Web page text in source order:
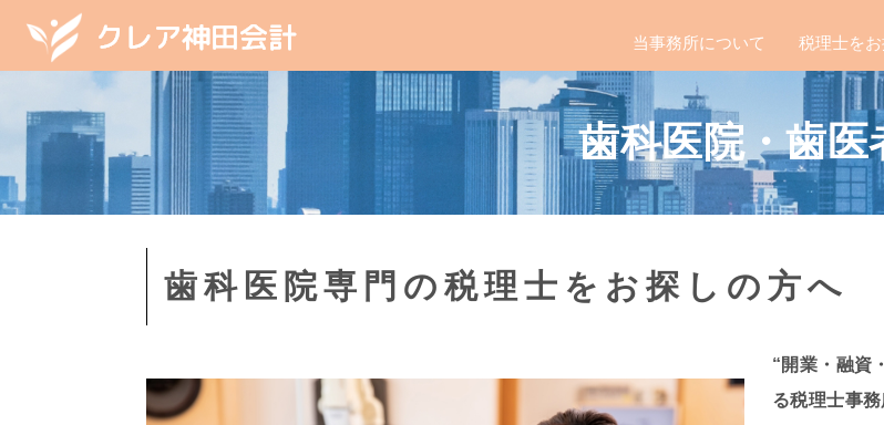
当事務所について 税理士を
歯科医院・歯医
歯科医院専門の税理士をお探しの方へ
“開業・融資
る税理士事